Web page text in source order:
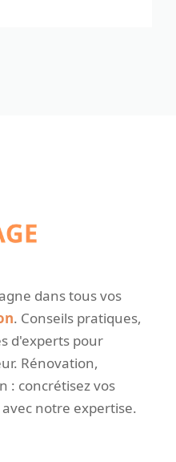
dans tous vos
. Conseils pratiques,
d'experts pour
Rénovation,
: concrétisez vos
notre expertise.